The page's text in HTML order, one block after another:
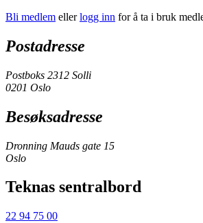
Bli medlem ellerlogg inn for å ta i bruk
Postadresse
Postboks 2312 Solli
0201 Oslo
Besøksadresse
Dronning Mauds gate 15
Oslo
Teknas sentralbord
22 94 75 00